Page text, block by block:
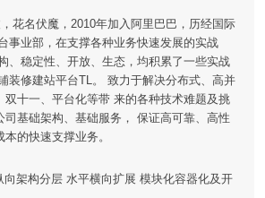
花名伏魔，2010年加入阿里巴巴，历经国际
事业部，在支撑各种业务快速发展的实战
、稳定性、开放、生态，均积累了一些实战
装修建站平台TL。 致力于解决分布式、高并
双十一、平台化等带 来的各种技术难题及挑
司基础架构、基础服务， 保证高可靠、高性
的快速支撑业务。
向架构分层 水平横向扩展 模块化容器化及开